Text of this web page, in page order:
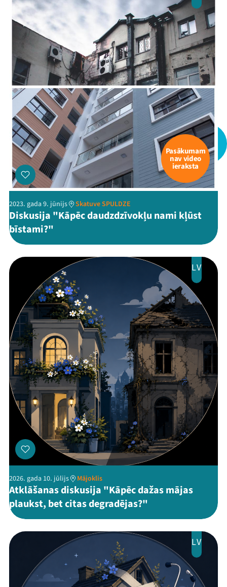
Pasākumam
nav video
ieraksta
2023. gada 9. jūnijs Skatuve SPULDZE
Diskusija "Kāpēc daudzdzīvokļu nami kļūst
bīstami?"
LV
2026. gada 10. jūlijs Mājoklis
Atklāšanas diskusija "Kāpēc dažas mājas
plaukst, bet citas degradējas?"
LV